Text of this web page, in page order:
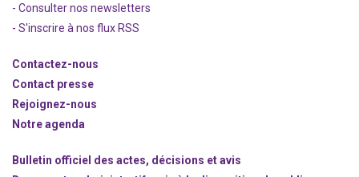
- Consulter nos newsletters
- S'inscrire à nos flux RSS
Contactez-nous
Contact presse
Rejoignez-nous
Notre agenda
Bulletin officiel des actes, décisions et avis